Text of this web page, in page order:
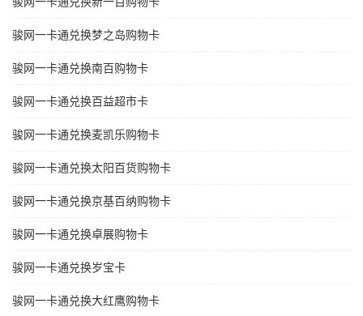
骏网一卡通兑换梦之岛购物卡
骏网一卡通兑换南百购物卡
骏网一卡通兑换百益超市卡
骏网一卡通兑换麦凯乐购物卡
骏网一卡通兑换太阳百货购物卡
骏网一卡通兑换京基百纳购物卡
骏网一卡通兑换卓展购物卡
骏网一卡通兑换岁宝卡
骏网一卡通兑换大红鹰购物卡